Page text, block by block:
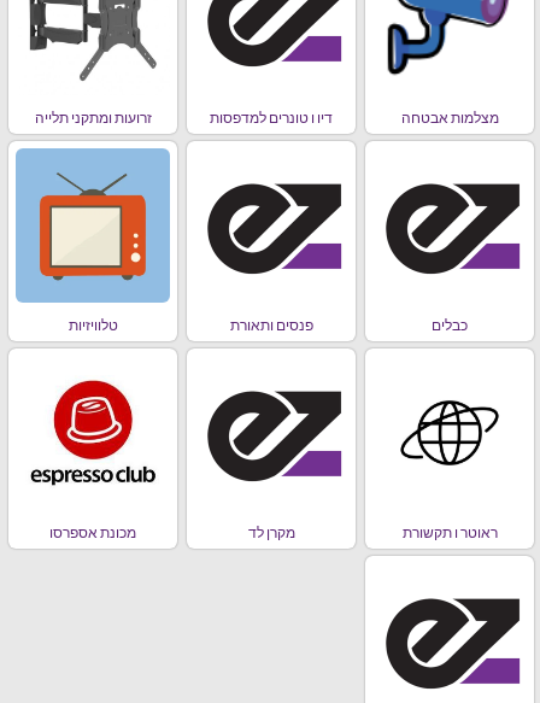
מצלמות אבטחה דיו ו טונרים למדפסות זרועות ומתקני תלייה
כבלים פנסים ותאורת טלוויזיות
ראוטר ו תקשורת מקרן לד מכונת אספרסו